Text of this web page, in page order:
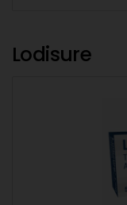
Lodisure